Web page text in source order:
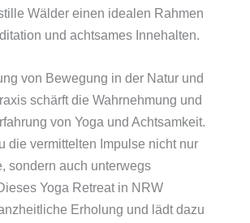
Wälder einen idealen Rahmen
und achtsames Innehalten.
von Bewegung in der Natur und
schärft die Wahrnehmung und
von Yoga und Achtsamkeit.
die vermittelten Impulse nicht nur
sondern auch unterwegs
Yoga Retreat in NRW
Erholung und lädt dazu